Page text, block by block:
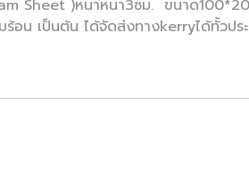
Sheet )หนาหนา3ซม. ขนาด
น เป็นต้น ได้จัดส่งทางkerryได้ทั้วป